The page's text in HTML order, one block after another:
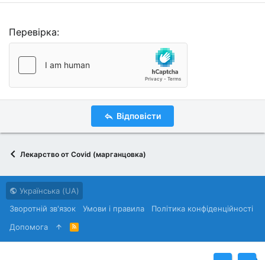
Перевірка
Відповісти
Лекарство от Covid (марганцовка)
Українська (UA)
Зворотній зв'язок
Умови і правила
Політика конфіденційності
Дoпoмoга
R
S
S